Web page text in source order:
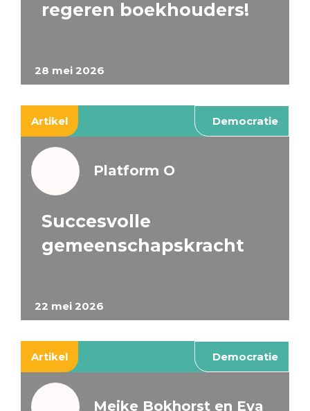
28 mei 2026
regeren boekhouders!
Artikel Democratie
22 mei 2026
Platform O
Succesvolle
gemeenschapskracht
Artikel Democratie
Meike Bokhorst en Eva